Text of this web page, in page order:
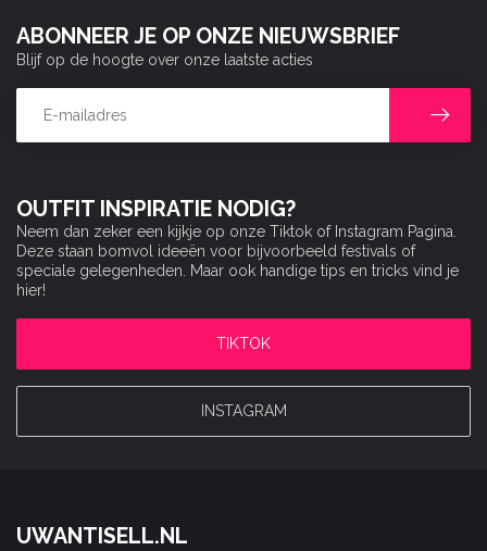
OUTFIT INSPIRATIE NODIG?
Neem dan zeker een kijkje op onze Tiktok of Instagram Pagina.
Deze staan bomvol ideeën voor bijvoorbeeld festivals of
speciale gelegenheden. Maar ook handige tips en tricks vind je
hier!
TIKTOK
INSTAGRAM
ABONNEER JE OP ONZE NIEUWSBRIEF
Blijf op de hoogte over onze laatste acties
UWANTISELL.NL